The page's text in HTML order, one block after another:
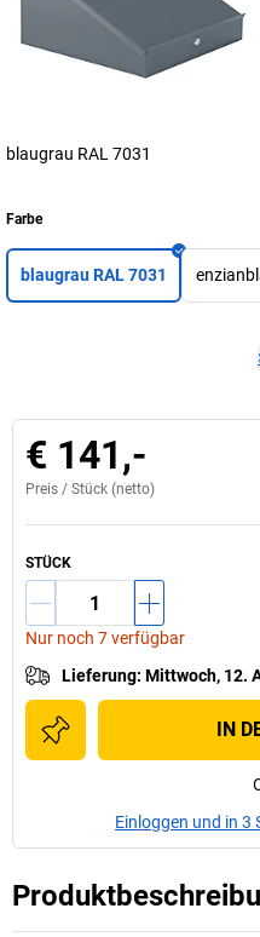
blaugrau RAL 7031
Farbe
blaugrau RAL 7031
€ 141,-
Preis / Stück (netto)
STÜCK
Nur noch 7 verfügbar
Lieferung: Mittwoch, 12.
IN
Einloggen und in 3